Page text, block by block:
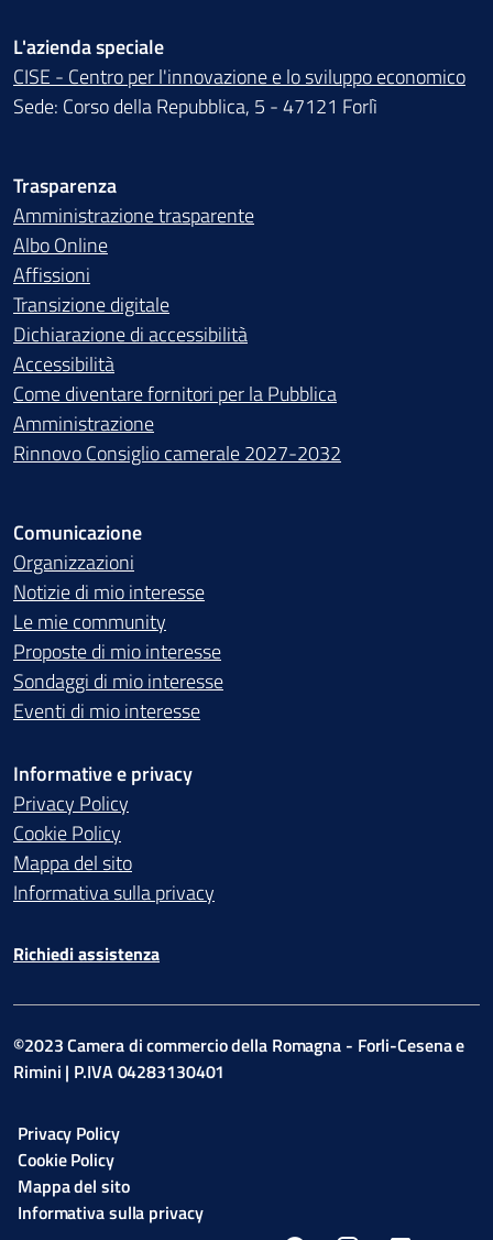
L'azienda speciale
CISE - Centro per l'innovazione e lo sviluppo economico
Sede: Corso della Repubblica, 5 - 47121 Forlì
Trasparenza
Amministrazione trasparente
Albo Online
Affissioni
Transizione digitale
Dichiarazione di accessibilità
Accessibilità
Come diventare fornitori per la Pubblica
Amministrazione
Rinnovo Consiglio camerale 2027-2032
Comunicazione
Organizzazioni
Notizie di mio interesse
Le mie community
Proposte di mio interesse
Sondaggi di mio interesse
Eventi di mio interesse
Informative e privacy
Privacy Policy
Cookie Policy
Mappa del sito
Informativa sulla privacy
Richiedi assistenza
©2023 Camera di commercio della Romagna - Forli-Cesena e
Rimini | P.IVA 04283130401
Privacy Policy
Cookie Policy
Mappa del sito
Informativa sulla privacy